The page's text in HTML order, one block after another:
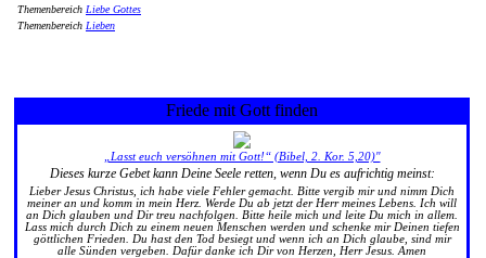
Themenbereich Liebe Gottes
Themenbereich Lieben
Friede mit Gott finden
„Lasst euch versöhnen mit Gott!“ (Bibel, 2. Kor. 5,20)"
Dieses kurze Gebet kann Deine Seele retten, wenn Du es aufrichtig meinst:
Lieber Jesus Christus, ich habe viele Fehler gemacht. Bitte vergib mir und nimm Dich
meiner an und komm in mein Herz. Werde Du ab jetzt der Herr meines Lebens. Ich will
an Dich glauben und Dir treu nachfolgen. Bitte heile mich und leite Du mich in allem.
Lass mich durch Dich zu einem neuen Menschen werden und schenke mir Deinen tiefen
göttlichen Frieden. Du hast den Tod besiegt und wenn ich an Dich glaube, sind mir
alle Sünden vergeben. Dafür danke ich Dir von Herzen, Herr Jesus. Amen